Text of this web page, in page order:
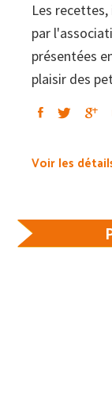
confitures
occitanes
Les
par
présentées
plaisir des
Voir les